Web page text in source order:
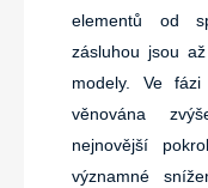
elementů od
zásluhou jsou
modely. Ve
věnována
nejnovější
významné